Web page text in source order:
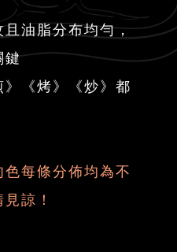
且油脂分布均勻，
鍵
《烤》《炒》都
每條分佈均為不
諒！